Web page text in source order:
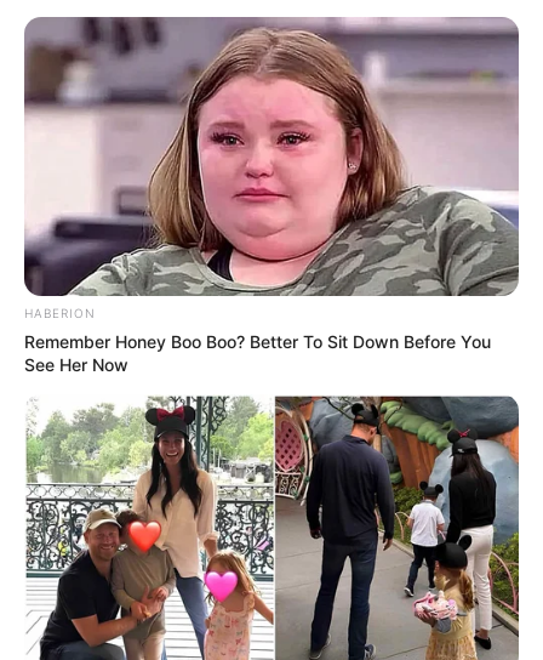
HABERION
Remember Honey Boo Boo? Better To Sit Down Before You
See Her Now